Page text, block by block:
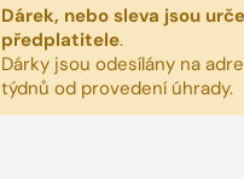
Dárek, nebo sleva jsou
předplatitele.
Dárky jsou odesílány na
týdnů od provedení úhrady.